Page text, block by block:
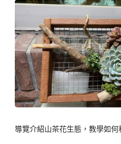
導覽介紹山茶花生態，教學如